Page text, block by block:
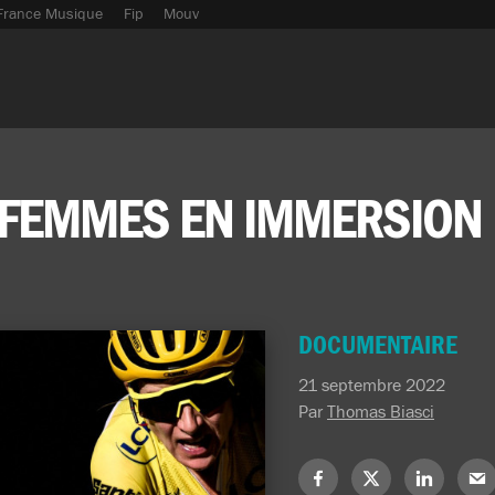
Musique Fip Mouv
EN IMMERSION
DOCUMENTAIRE
21 septembre 2022
Par Thomas Biasci
PartagezPartagezPartagez